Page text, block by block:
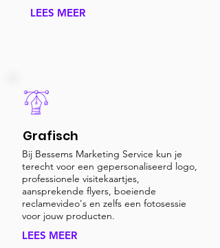
LEES MEER
Grafisch
Bij Bessems Marketing Service kun je
terecht voor een gepersonaliseerd logo,
professionele visitekaartjes,
aansprekende flyers, boeiende
reclamevideo's en zelfs een fotosessie
voor jouw producten.
LEES MEER